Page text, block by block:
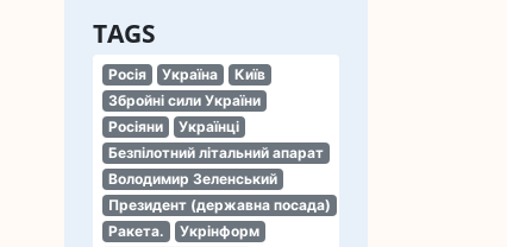
TAGS
Росія Україна
Київ
Збройні сили України
Росіяни
Українці
Безпілотний літальний апарат
Володимир Зеленський
Президент (державна посада)
Ракета.
Укрінформ